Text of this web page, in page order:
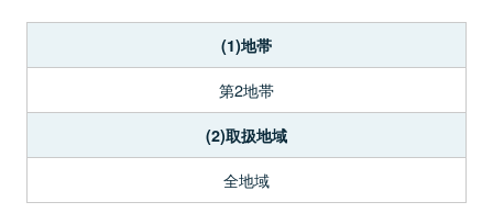
(1)地帯
第2地帯
(2)取扱地域
全地域